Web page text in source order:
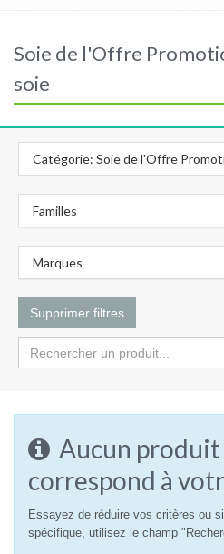
Soie de l'Offre
soie
Catégorie: Soie de l'Offre
Familles
Marques
Supprimer filtres
Aucun produit
correspond à
Essayez de réduire vos critères ou
spécifique, utilisez le champ